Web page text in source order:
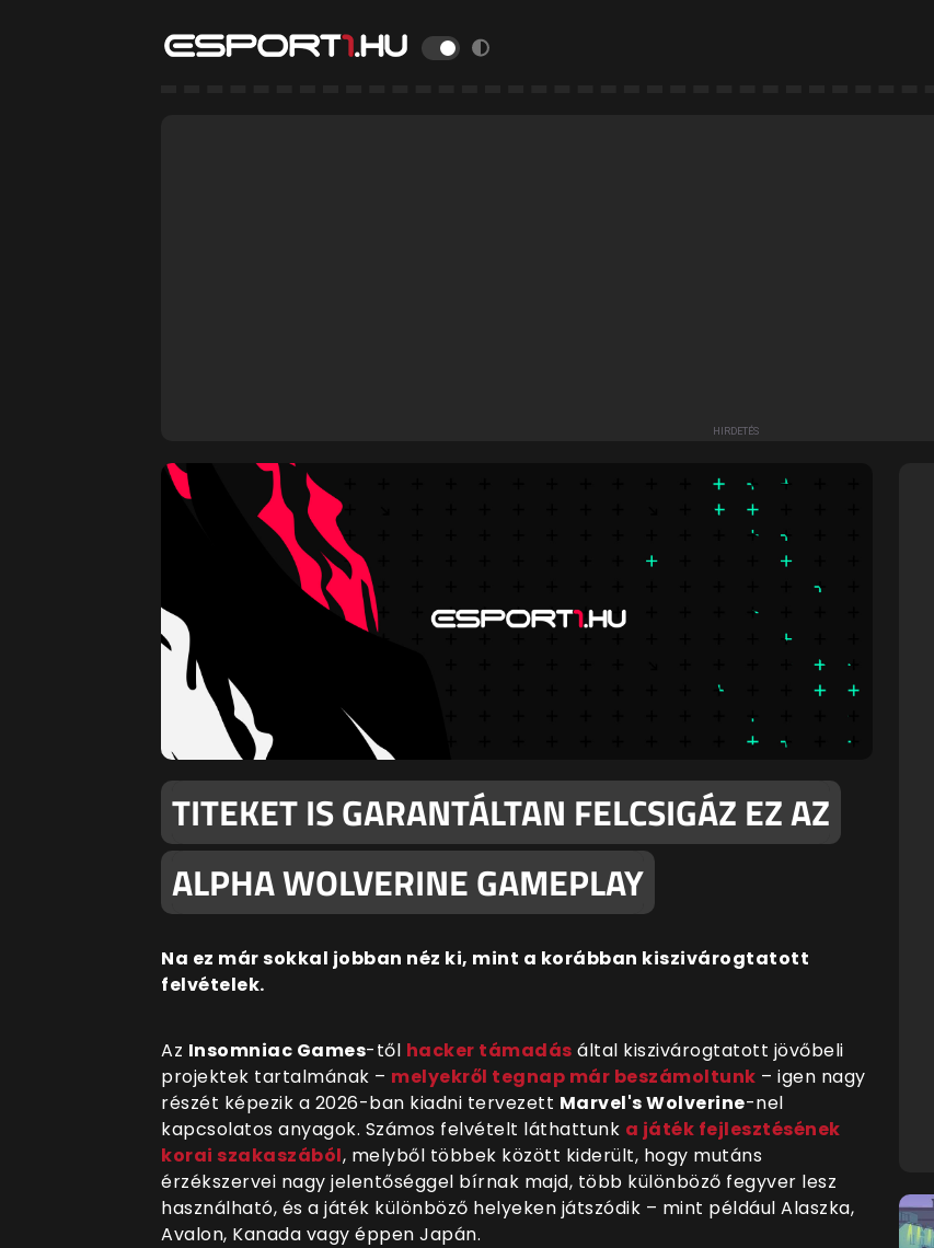
TITEKET IS GARANTÁLTAN FELCSIGÁZ EZ AZ
ALPHA WOLVERINE GAMEPLAY
Na ez már sokkal jobban néz ki, mint a korábban kiszivárogtatott
felvételek.
Az Insomniac Games-től hacker támadás által kiszivárogtatott jövőbeli
projektek tartalmának – melyekről tegnap már beszámoltunk – igen nagy
részét képezik a 2026-ban kiadni tervezett Marvel's Wolverine-nel
kapcsolatos anyagok. Számos felvételt láthattunk a játék fejlesztésének
korai szakaszából, melyből többek között kiderült, hogy mutáns
érzékszervei nagy jelentőséggel bírnak majd, több különböző fegyver lesz
használható, és a játék különböző helyeken játszódik – mint például Alaszka,
Avalon, Kanada vagy éppen Japán.